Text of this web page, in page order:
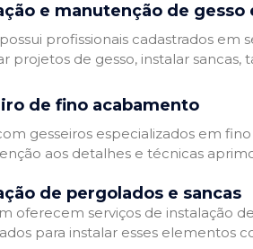
e manutenção de gesso
profissionais cadastrados
projetos de gesso, instalar
de fino acabamento
gesseiros especializados em
aos detalhes e técnicas
de pergolados e sancas
oferecem serviços de instalação
para instalar esses elementos